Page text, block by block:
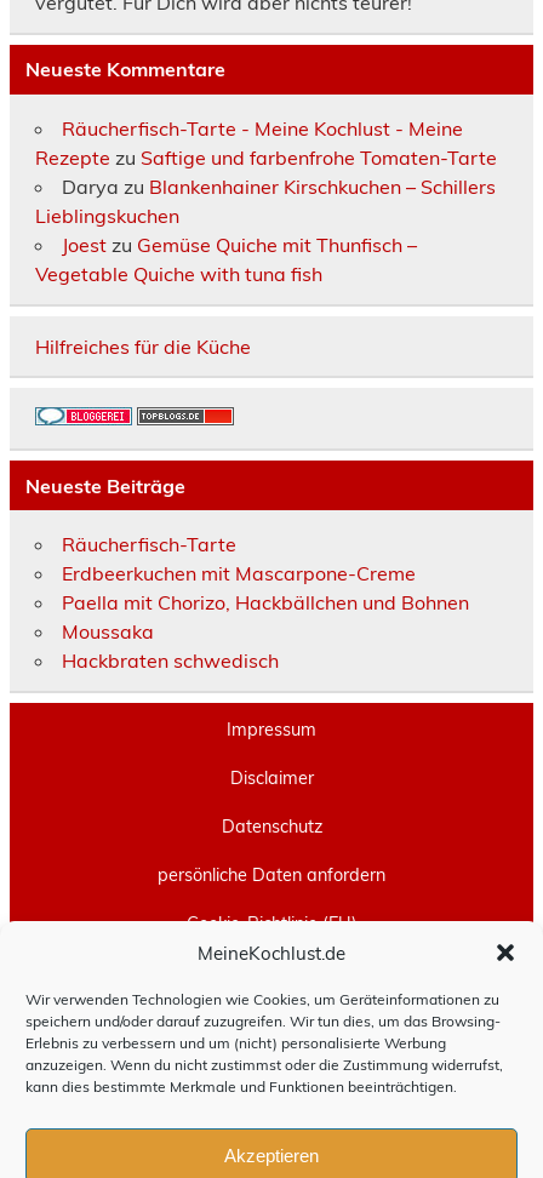
MeineKochlust.de
Wir verwenden Technologien wie Cookies, um Geräteinformationen zu
speichern und/oder darauf zuzugreifen. Wir tun dies, um das Browsing-
Erlebnis zu verbessern und um (nicht) personalisierte Werbung
anzuzeigen. Wenn du nicht zustimmst oder die Zustimmung widerrufst,
kann dies bestimmte Merkmale und Funktionen beeinträchtigen.
Akzeptieren
Neueste Kommentare
Räucherfisch-Tarte - Meine Kochlust - Meine
Rezepte zu Saftige und farbenfrohe Tomaten-Tarte
Darya zu Blankenhainer Kirschkuchen – Schillers
Lieblingskuchen
Joestzu Gemüse Quiche mit Thunfisch –
Vegetable Quiche with tuna fish
Hilfreiches für die Küche
Neueste Beiträge
Räucherfisch-Tarte
Erdbeerkuchen mit Mascarpone-Creme
Paella mit Chorizo, Hackbällchen und Bohnen
Moussaka
Hackbraten schwedisch
Impressum
Disclaimer
Datenschutz
persönliche Daten anfordern
Cookie-Richtlinie (EU)